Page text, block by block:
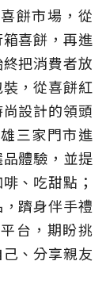
餅市場，從
喜餅，再進
把消費者放
，從喜餅紅
設計的領頭
三家門市進
體驗，並提
、吃甜點；
躋身伴手禮
台，期盼挑
、分享親友